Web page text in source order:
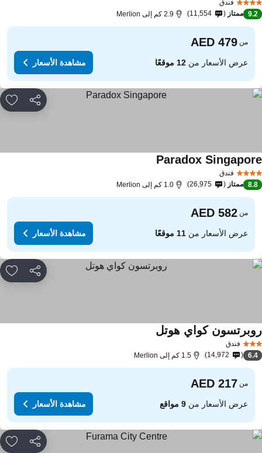
فندق
9.2
ممتاز 11,554 2.9 كم إلى Merlion
من
عرض الأسعار من12 موقعًا مشاهدة الأسعار
مشاركة
فندق
Paradox
8.8 ممتاز 26,975 1.0 كم إلى Merlion
من
عرض الأسعار من11 موقعًا مشاهدة الأسعار
مشاركة
فندق
كواي هوتل
6.4
14,972 1.5 كم إلى Merlion
من
عرض الأسعار من9 مواقع مشاهدة الأسعار
مشاركة